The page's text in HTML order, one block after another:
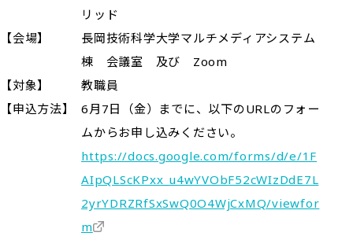
リッド
【会場】
長岡技術科学大学マルチメディアシステム
棟 会議室 及び Zoom
【対象】
教職員
【申込方法】
6月7日（金）までに、以下のURLのフォー
ムからお申し込みください。
https://docs.google.com/forms/d/e/1F
AIpQLScKPxx_u4wYVObF52cWIzDdE7L
2yrYDRZRfSxSwQ0O4WjCxMQ/viewfor
m